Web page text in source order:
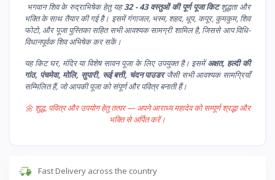
भगवान शिव के रुद्राभिषेक हेतु यह32 - 43 वस्तुओं की पूर्ण पूजा किटशुद्धता और
भक्ति के साथ तैयार की गई है। इसमें गंगाजल, भस्म, शहद, धूप, कपूर, कुमकुम, शिव
फोटो, और पूजा पुस्तिका सहित सभी आवश्यक सामग्री शामिल है, जिससे आप विधि-
विधानपूर्वक शिव अभिषेक कर सकें।
यह किट घर, मंदिर या विशेष सावन पूजा के लिए उपयुक्त है। इसमेंअक्षत, हल्दी की
गांठ, पंचमेवा, मोलि, सुपारी, रूई बत्ती, चंदन पाउडरजैसी सभी आवश्यक सामग्रियाँ
सम्मिलित हैं, जो आपकी पूजा को संपूर्ण और पवित्र बनाती हैं।
🌼 शुद्ध, पवित्र और उपयोग हेतु तत्पर — अपने आराध्य महादेव को सम्पूर्ण श्रद्धा और
भक्ति से अर्पित करें।
Fast Delivery across the country